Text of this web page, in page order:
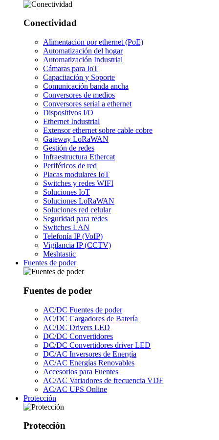
Conectividad
Alimentación por ethernet (PoE)
Automatización del hogar
Automatización Industrial
Cámaras para IoT
Capacitación y Soporte
Comunicación banda ancha
Conversores de medios
Conversores serial a ethernet
Dispositivos I/O
Ethernet Industrial
Extensor ethernet sobre cable cobre
Gateway LoRaWAN
Gestión de redes
Infraestructura Ethercat
Periféricos de red
Placas modulares IoT
Switches y redes WIFI
Soluciones IoT
Soluciones LoRaWAN
Soluciones red celular
Seguridad para redes
Switches LAN
Telefonía IP (VoIP)
Vigilancia IP (CCTV)
Meshtastic
Fuentes de poder
Fuentes de poder
AC/DC Fuentes de poder
AC/DC Cargadores de Batería
AC/DC Drivers LED
DC/DC Convertidores
DC/DC Convertidores driver LED
DC/AC Inversores de Energía
AC/AC Energías Renovables
Accesorios para Fuentes
AC/AC Variadores de frecuencia VDF
AC/AC UPS Online
Protección
Protección